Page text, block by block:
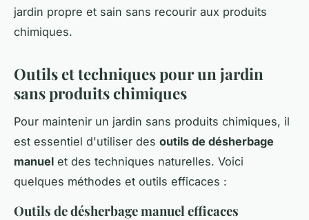
jardin propre et sain sans recourir aux produits
chimiques.
Outils et techniques pour un jardin
sans produits chimiques
Pour maintenir un jardin sans produits chimiques, il
est essentiel d'utiliser des outils de désherbage
manuel et des techniques naturelles. Voici
quelques méthodes et outils efficaces :
Outils de désherbage manuel efficaces